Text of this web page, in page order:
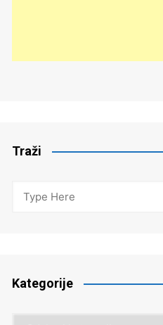
Traži
Kategorije